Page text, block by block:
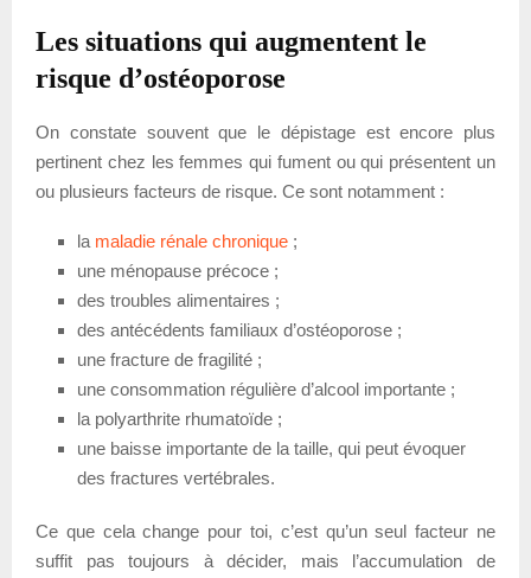
Les situations qui augmentent le
risque d’ostéoporose
On constate souvent que le dépistage est encore plus
pertinent chez les femmes qui fument ou qui présentent un
ou plusieurs facteurs de risque. Ce sont notamment :
la maladie rénale chronique ;
une ménopause précoce ;
des troubles alimentaires ;
des antécédents familiaux d’ostéoporose ;
une fracture de fragilité ;
une consommation régulière d’alcool importante ;
la polyarthrite rhumatoïde ;
une baisse importante de la taille, qui peut évoquer
des fractures vertébrales.
Ce que cela change pour toi, c’est qu’un seul facteur ne
suffit pas toujours à décider, mais l’accumulation de